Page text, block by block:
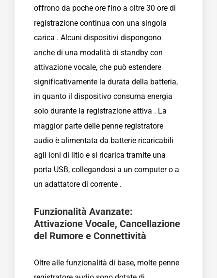
offrono da poche ore fino a oltre 30 ore di
registrazione continua con una singola
carica . Alcuni dispositivi dispongono
anche di una modalità di standby con
attivazione vocale, che può estendere
significativamente la durata della batteria,
in quanto il dispositivo consuma energia
solo durante la registrazione attiva . La
maggior parte delle penne registratore
audio è alimentata da batterie ricaricabili
agli ioni di litio e si ricarica tramite una
porta USB, collegandosi a un computer o a
un adattatore di corrente .
Funzionalità Avanzate:
Attivazione Vocale, Cancellazione
del Rumore e Connettività
Oltre alle funzionalità di base, molte penne